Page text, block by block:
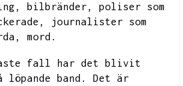
bilbränder,
poliser som
journalister som
mord.
fall har det blivit
löpande band.
Det är